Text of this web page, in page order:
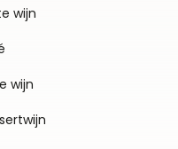
wijn
wijn